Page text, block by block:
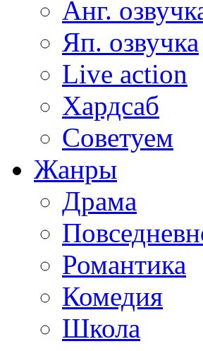
Анг.
Яп. озвучка
Live action
Хардсаб
Советуем
Жанры
Драма
Романтика
Комедия
Школа